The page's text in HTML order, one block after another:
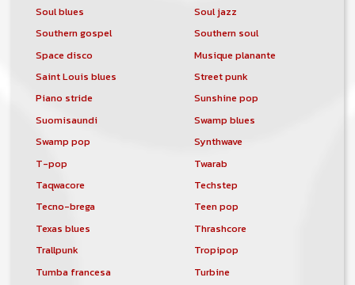
Soul blues
Soul jazz
Southern gospel
Southern soul
Space disco
Musique planante
Saint Louis blues
Street punk
Piano stride
Sunshine pop
Suomisaundi
Swamp blues
Swamp pop
Synthwave
T-pop
Twarab
Taqwacore
Techstep
Tecno-brega
Teen pop
Texas blues
Thrashcore
Trallpunk
Tropipop
Tumba francesa
Turbine